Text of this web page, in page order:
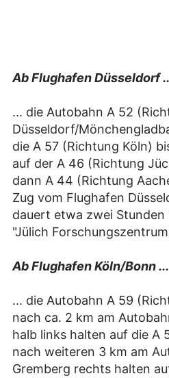
Ab Flughafen Düsseldorf
... die Autobahn A 52
Düsseldorf/
die A 57 (Richtung Köln)
auf der A 46 (Richtung
dann A 44 (Richtung
Zug vom Flughafen
dauert etwa zwei Stunden
"Jülich
Ab Flughafen Köln/Bonn ...
... die Autobahn A 59
nach ca. 2 km am
halb links halten auf die A
nach weiteren 3 km am
Gremberg rechts halten